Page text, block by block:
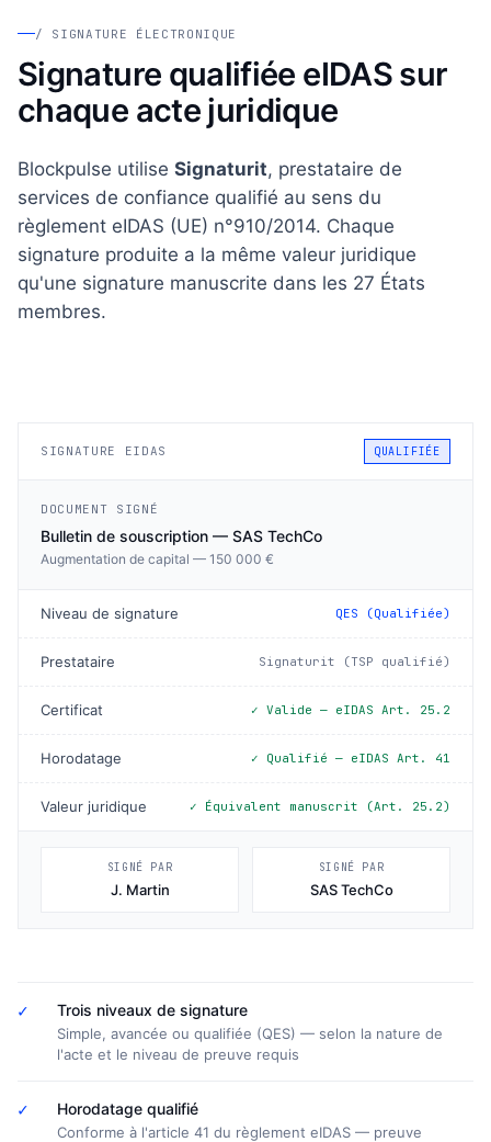
/ SIGNATURE ÉLECTRONIQUE
Signature qualifiée eIDAS sur
chaque acte juridique
Blockpulse utilise Signaturit, prestataire de
services de confiance qualifié au sens du
règlement eIDAS (UE) n°910/2014. Chaque
signature produite a la même valeur juridique
qu'une signature manuscrite dans les 27 États
membres.
SIGNATURE EIDAS QUALIFIÉE
DOCUMENT SIGNÉ
Bulletin de souscription — SAS TechCo
Augmentation de capital — 150 000 €
Niveau de signature QES (Qualifiée)
Prestataire Signaturit (TSP qualifié)
Certificat ✓ Valide — eIDAS Art. 25.2
Horodatage ✓ Qualifié — eIDAS Art. 41
Valeur juridique ✓ Équivalent manuscrit (Art. 25.2)
SIGNÉ PAR
J. Martin
SIGNÉ PAR
SAS TechCo
✓ Trois niveaux de signature
Simple, avancée ou qualifiée (QES) — selon la nature de
l'acte et le niveau de preuve requis
✓ Horodatage qualifié
Conforme à l'article 41 du règlement eIDAS — preuve